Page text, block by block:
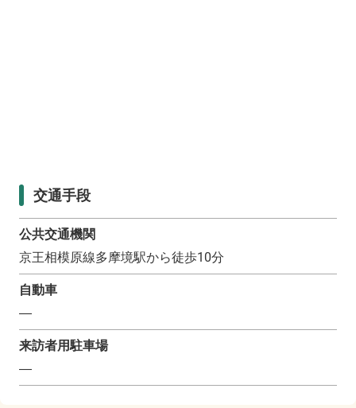
交通手段
公共交通機関
京王相模原線多摩境駅から徒歩10分
自動車
―
来訪者用駐車場
―